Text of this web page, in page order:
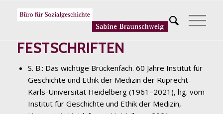
FESTSCHRIFTEN
S. B.: Das wichtige Brückenfach. 60 Jahre Institut für
Geschichte und Ethik der Medizin der Ruprecht-
Karls-Universität Heidelberg (1961–2021), hg. vom
Institut für Geschichte und Ethik der Medizin,